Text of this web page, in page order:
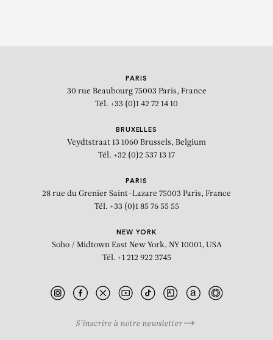
PARIS
30 rue Beaubourg 75003 Paris, France
Tél. +33 (0)1 42 72 14 10
BRUXELLES
Veydtstraat 13 1060 Brussels, Belgium
Tél. +32 (0)2 537 13 17
PARIS
28 rue du Grenier Saint-Lazare 75003 Paris, France
Tél. +33 (0)1 85 76 55 55
NEW YORK
Soho / Midtown East New York, NY 10001, USA
Tél. +1 212 922 3745
S’inscrire à notre newsletter